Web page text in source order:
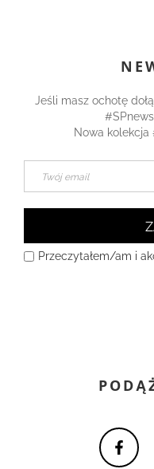
Jeśli masz ochotę
Nowa
Przeczytałem/am i